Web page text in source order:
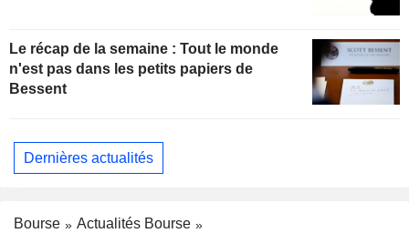
Le récap de la semaine : Tout le monde
n'est pas dans les petits papiers de
Bessent
Dernières actualités
Bourse
Actualités Bourse